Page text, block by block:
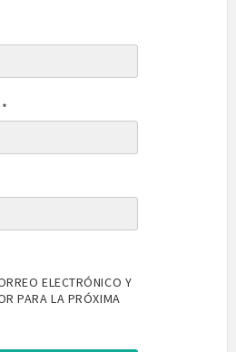
*
ELECTRÓNICO Y
PARA LA PRÓXIMA